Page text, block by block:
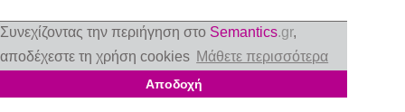
Συνεχίζοντας την περιήγηση στο Semantics.gr,
αποδέχεστε τη χρήση cookies Μάθετε περισσότερα
Αποδοχή